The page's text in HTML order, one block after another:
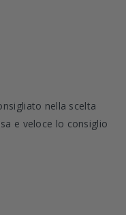
nella scelta
e veloce lo consiglio